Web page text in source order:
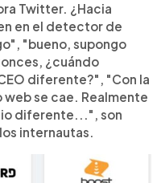
Twitter. ¿Hacia
en el detector de
"bueno, supongo
¿cuándo
diferente?", "Con la
se cae. Realmente
diferente...", son
internautas.